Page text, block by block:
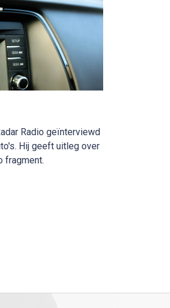
Radio geïnterviewd
Hij geeft uitleg over
fragment.